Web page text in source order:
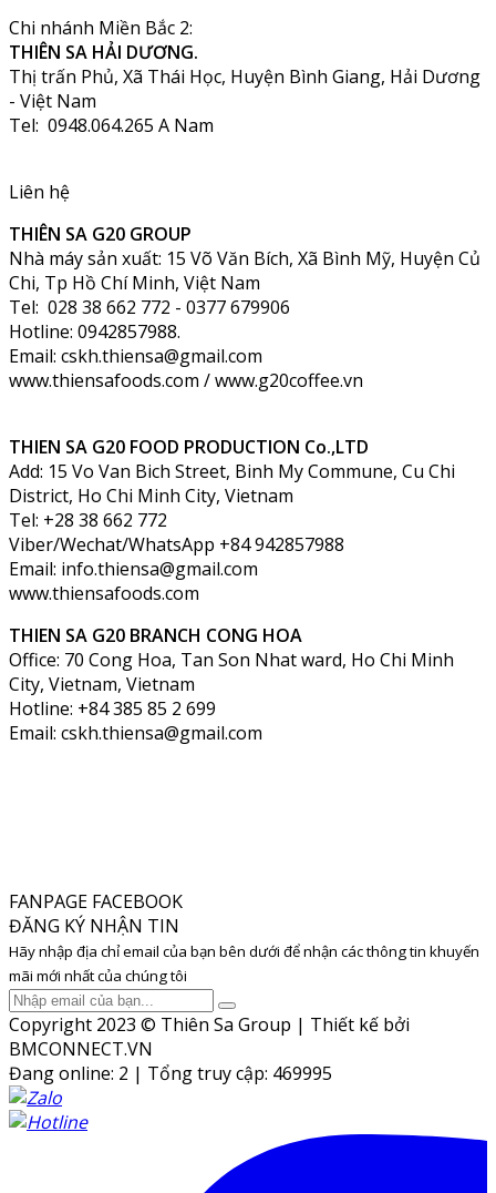
Chi nhánh Miền Bắc 2:
THIÊN SA HẢI DƯƠNG.
Thị trấn Phủ, Xã Thái Học, Huyện Bình Giang, Hải Dương
- Việt Nam
Tel: 0948.064.265 A Nam
Liên hệ
THIÊN SA G20 GROUP
Nhà máy sản xuất: 15 Võ Văn Bích, Xã Bình Mỹ, Huyện Củ
Chi, Tp Hồ Chí Minh, Việt Nam
Tel: 028 38 662 772 - 0377 679906
Hotline: 0942857988.
Email: cskh.thiensa@gmail.com
www.thiensafoods.com / www.g20coffee.vn
THIEN SA G20 FOOD PRODUCTION Co.,LTD
Add: 15 Vo Van Bich Street, Binh My Commune, Cu Chi
District, Ho Chi Minh City, Vietnam
Tel: +28 38 662 772
Viber/Wechat/WhatsApp +84 942857988
Email: info.thiensa@gmail.com
www.thiensafoods.com
THIEN SA G20 BRANCH CONG HOA
Office: 70 Cong Hoa, Tan Son Nhat ward, Ho Chi Minh
City, Vietnam, Vietnam
Hotline: +84 385 85 2 699
Email: cskh.thiensa@gmail.com
FANPAGE FACEBOOK
ĐĂNG KÝ NHẬN TIN
Hãy nhập địa chỉ email của bạn bên dưới để nhận các thông tin khuyến
mãi mới nhất của chúng tôi
Copyright 2023 © Thiên Sa Group | Thiết kế bởi
BMCONNECT.VN
Đang online: 2 | Tổng truy cập: 469995